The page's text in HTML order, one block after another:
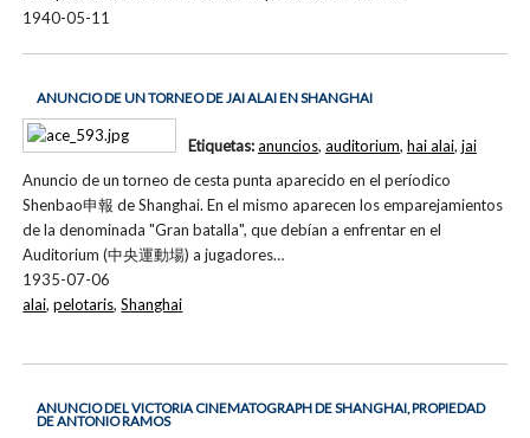
1940-05-11
ANUNCIO DE UN TORNEO DE JAI ALAI EN SHANGHAI
Anuncio de un torneo de cesta punta aparecido en el períodico
Shenbao申報 de Shanghai. En el mismo aparecen los emparejamientos
de la denominada "Gran batalla", que debían a enfrentar en el
Auditorium (中央運動場) a jugadores…
1935-07-06
Etiquetas:anuncios, auditorium, hai alai, jai
alai,pelotaris,Shanghai
ANUNCIO DEL VICTORIA CINEMATOGRAPH DE SHANGHAI, PROPIEDAD
DE ANTONIO RAMOS